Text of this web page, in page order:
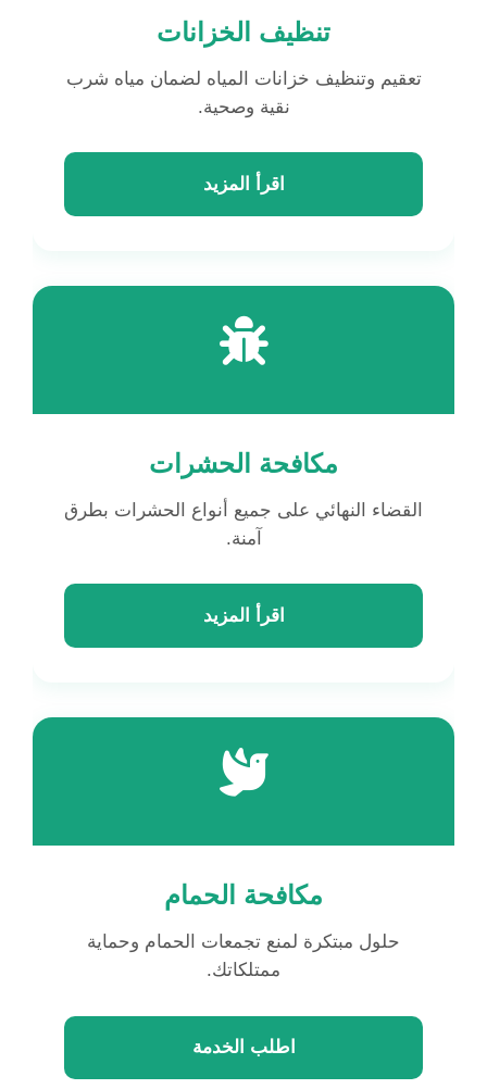
تنظيف الخزانات
تعقيم وتنظيف خزانات المياه لضمان مياه شرب
نقية وصحية.
اقرأ المزيد
مكافحة الحشرات
القضاء النهائي على جميع أنواع الحشرات بطرق
آمنة.
اقرأ المزيد
مكافحة الحمام
حلول مبتكرة لمنع تجمعات الحمام وحماية
ممتلكاتك.
اطلب الخدمة